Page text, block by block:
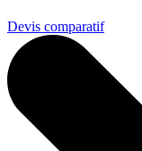
Devis comparatif